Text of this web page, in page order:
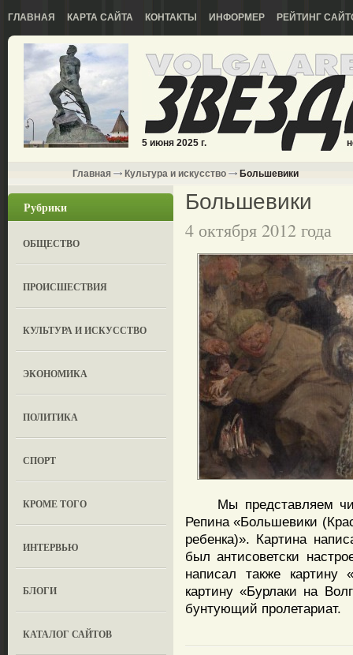
ГЛАВНАЯ КАРТА САЙТА КОНТАКТЫ ИНФОРМЕР РЕЙТИНГ
5 июня 2025 г.
Главная Культура и искусство Большевики
Рубрики
ОБЩЕСТВО
ПРОИСШЕСТВИЯ
КУЛЬТУРА И ИСКУССТВО
ЭКОНОМИКА
ПОЛИТИКА
СПОРТ
КРОМЕ ТОГО
ИНТЕРВЬЮ
БЛОГИ
КАТАЛОГ САЙТОВ
Большевики
4 октября 2012 года
Мы представляем
Репина «Большевики
ребенка)». Картина
был антисоветски
написал также картину
картину «Бурлаки на
бунтующий пролетариат.